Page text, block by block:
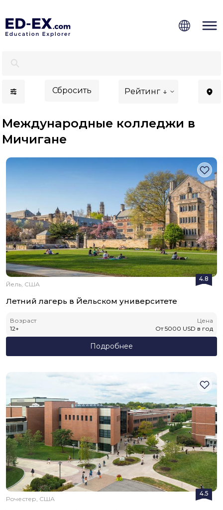
Сбросить Рейтинг ↓
Международные колледжи в
Мичигане
4.8
Йель, США
Летний лагерь в Йельском университете
Возраст
12+
Цена
От 5000 USD в год
Подробнее
4.5
Рочестер, США